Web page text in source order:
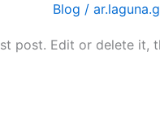
Blog /
post. Edit or delete it,